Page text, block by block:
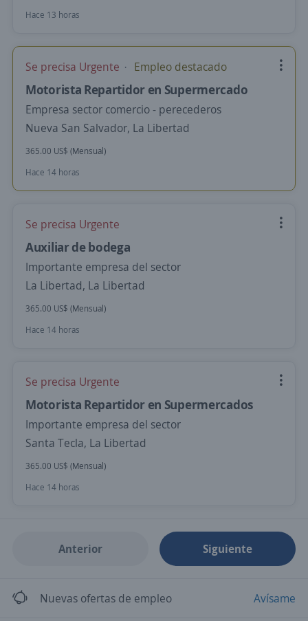
Hace 13 horas
Se precisa Urgente Empleo destacado
Motorista Repartidor en Supermercado
Empresa sector comercio - perecederos
Nueva San Salvador, La Libertad
365.00 US$ (Mensual)
Hace 14 horas
Se precisa Urgente
Auxiliar de bodega
Importante empresa del sector
La Libertad, La Libertad
365.00 US$ (Mensual)
Hace 14 horas
Se precisa Urgente
Motorista Repartidor en Supermercados
Importante empresa del sector
Santa Tecla, La Libertad
365.00 US$ (Mensual)
Hace 14 horas
Anterior Siguiente
Nuevas ofertas de empleo Avísame